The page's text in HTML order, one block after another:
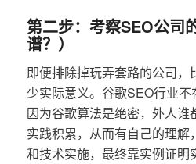
第二步：考察SEO公司
谱？）
即便排除掉玩弄套路的公司，
少实际意义。谷歌SEO行业不
因为谷歌算法是绝密，外人谁
实践积累，从而有自己的理解
和技术实施，最终靠实例证明